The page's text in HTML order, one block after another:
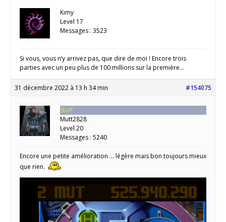
Kimy
Level 17
Messages : 3523
Si vous, vous n’y arrivez pas, que dire de moi ! Encore trois
parties avec un peu plus de 100 millions sur la première…
31 décembre 2022 à 13 h 34 min #154075
Staff
Mutt2828
Level 20
Messages : 5240
Encore une petite amélioration … légère mais bon toujours mieux
que rien.